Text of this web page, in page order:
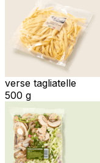
verse tagliatelle
500 g